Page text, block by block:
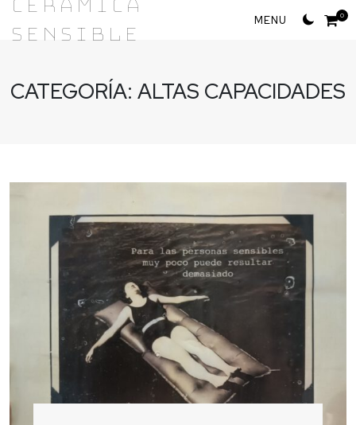
Skip
Sensible
0
CATEGORÍA: ALTAS CAPACIDADES